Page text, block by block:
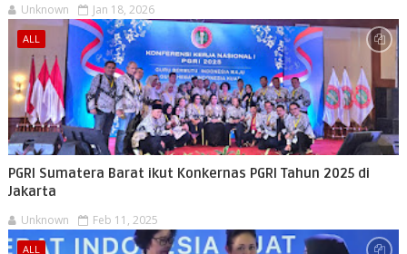
Unknown Jan 18, 2026
ALL
PGRI Sumatera Barat ikut Konkernas PGRI Tahun 2025 di
Jakarta
Unknown Feb 11, 2025
ALL